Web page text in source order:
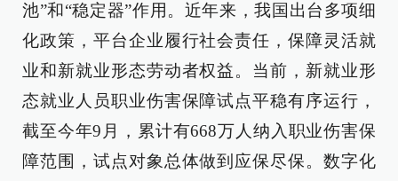
池”和“稳定器”作用。近年来，我国出台多项细
化政策，平台企业履行社会责任，保障灵活就
业和新就业形态劳动者权益。当前，新就业形
态就业人员职业伤害保障试点平稳有序运行，
截至今年9月，累计有668万人纳入职业伤害保
障范围，试点对象总体做到应保尽保。数字化